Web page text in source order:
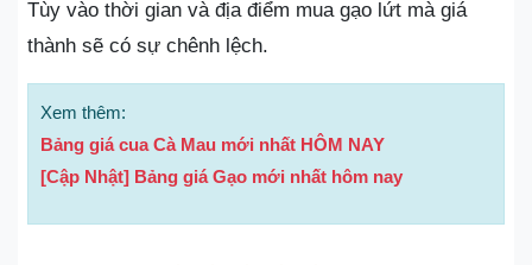
Tùy vào thời gian và địa điểm mua gạo lứt mà giá
thành sẽ có sự chênh lệch.
Xem thêm:
Bảng giá cua Cà Mau mới nhất HÔM NAY
[Cập Nhật] Bảng giá Gạo mới nhất hôm nay